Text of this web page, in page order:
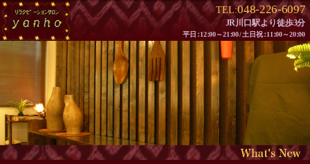
TEL:048-226-6097
JR川口駅より徒歩3分
平日：12：00～21：00/土日祝：11：00～20：00